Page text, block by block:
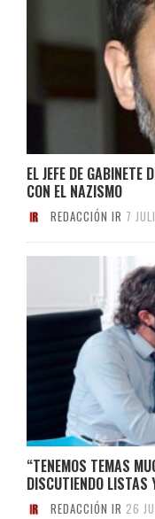
EL JEFE DE GABINETE
CON EL NAZISMO
REDACCIÓN IR 7
“TENEMOS TEMAS
DISCUTIENDO LISTAS
REDACCIÓN IR 26